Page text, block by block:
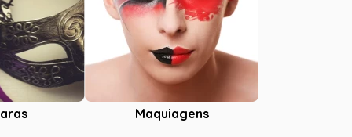
Maquiagens